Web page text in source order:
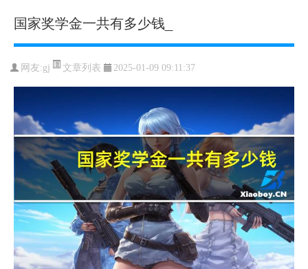
国家奖学金一共有多少钱_
网友:gj 文章列表 2025-01-09 09:11:37